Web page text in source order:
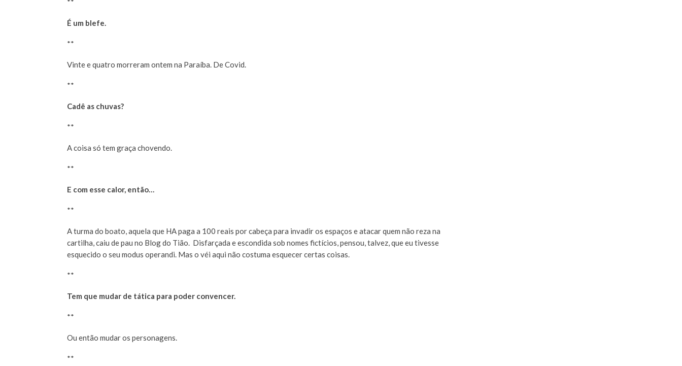
**
É um blefe.
**
Vinte e quatro morreram ontem na Paraíba. De Covid.
**
Cadê as chuvas?
**
A coisa só tem graça chovendo.
**
E com esse calor, então…
**
A turma do boato, aquela que HA paga a 100 reais por cabeça para invadir os espaços e atacar quem não reza na
cartilha, caiu de pau no Blog do Tião. Disfarçada e escondida sob nomes fictícios, pensou, talvez, que eu tivesse
esquecido o seu modus operandi. Mas o véi aqui não costuma esquecer certas coisas.
**
Tem que mudar de tática para poder convencer.
**
Ou então mudar os personagens.
**